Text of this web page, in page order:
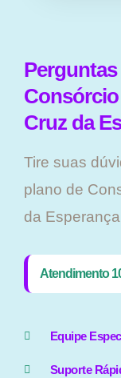
Cruz da
Tire suas
plano ​de
da
Atendimento
Equipe
Suporte